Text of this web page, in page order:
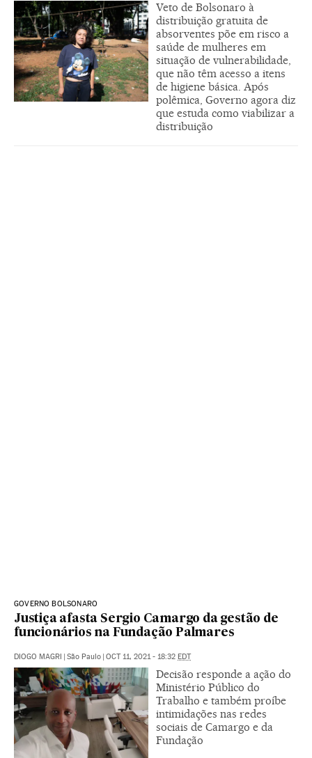
Veto de Bolsonaro à
distribuição gratuita de
absorventes põe em risco a
saúde de mulheres em
situação de vulnerabilidade,
que não têm acesso a itens
de higiene básica. Após
polêmica, Governo agora diz
que estuda como viabilizar a
distribuição
GOVERNO BOLSONARO
Justiça afasta Sergio Camargo da gestão de
funcionários na Fundação Palmares
DIOGO MAGRI São Paulo OCT 11, 2021 - 18:32 EDT
Decisão responde a ação do
Ministério Público do
Trabalho e também proíbe
intimidações nas redes
sociais de Camargo e da
Fundação